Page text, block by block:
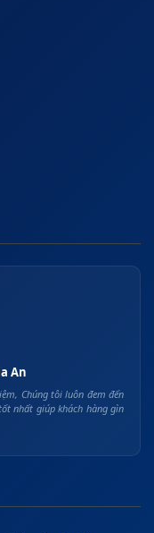
An
Chúng tôi luôn đem đến
nhất giúp khách hàng gìn